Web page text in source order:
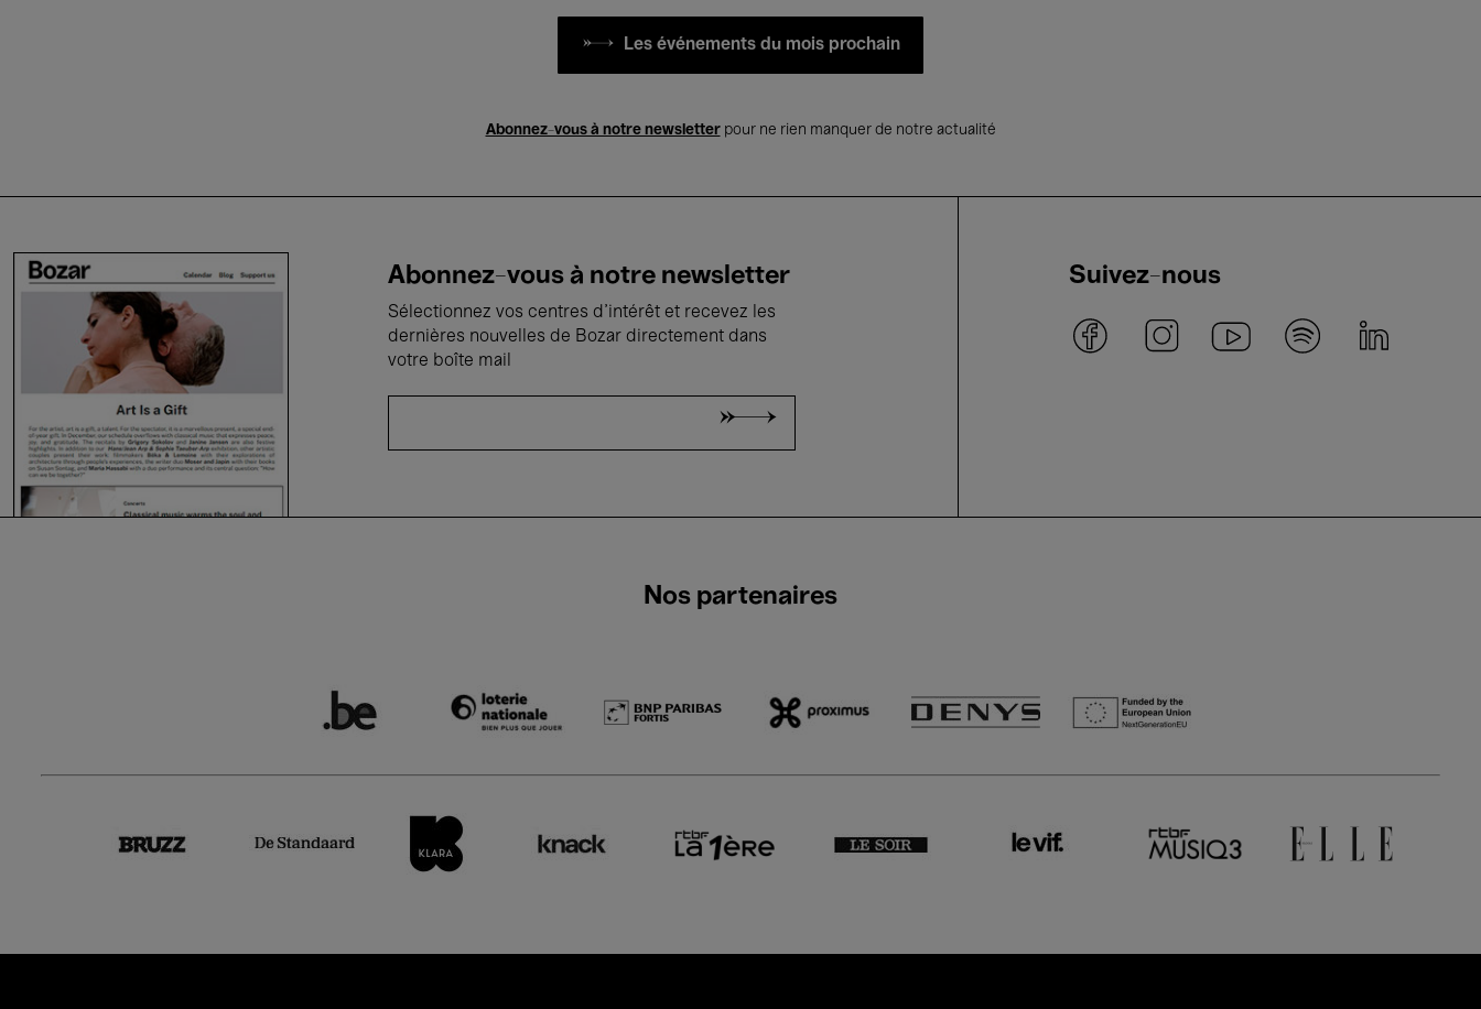
Les événements du mois prochain
Abonnez-vous à notre newsletterpour ne rien manquer de notre actualité
Abonnez-vous à notre newsletter
Sélectionnez vos centres d'intérêt et recevez les
dernières nouvelles de Bozar directement dans
votre boîte mail
Suivez-nous
Nos partenaires